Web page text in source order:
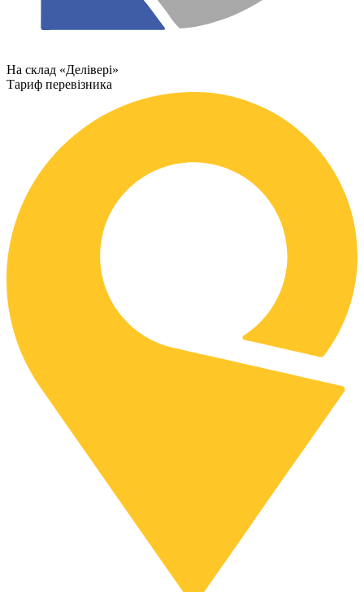
На склад «Делівері»
Тариф перевізника